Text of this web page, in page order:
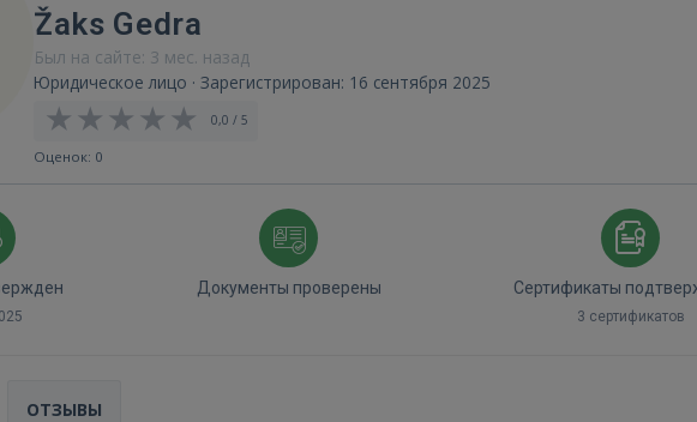
Žaks Gedra
Был на сайте: 3 мес. назад
Юридическое лицо · Зарегистрирован: 16 сентября 2025
0,0 / 5
Оценок: 0
Документы проверены Сертификаты
3 сертификатов
ОТЗЫВЫ